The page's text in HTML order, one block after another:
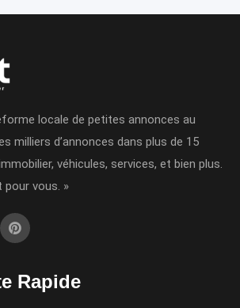
locale de petites annonces au
milliers d’annonces dans plus de 15
véhicules, services, et bien plus.
pour vous. »
Rapide